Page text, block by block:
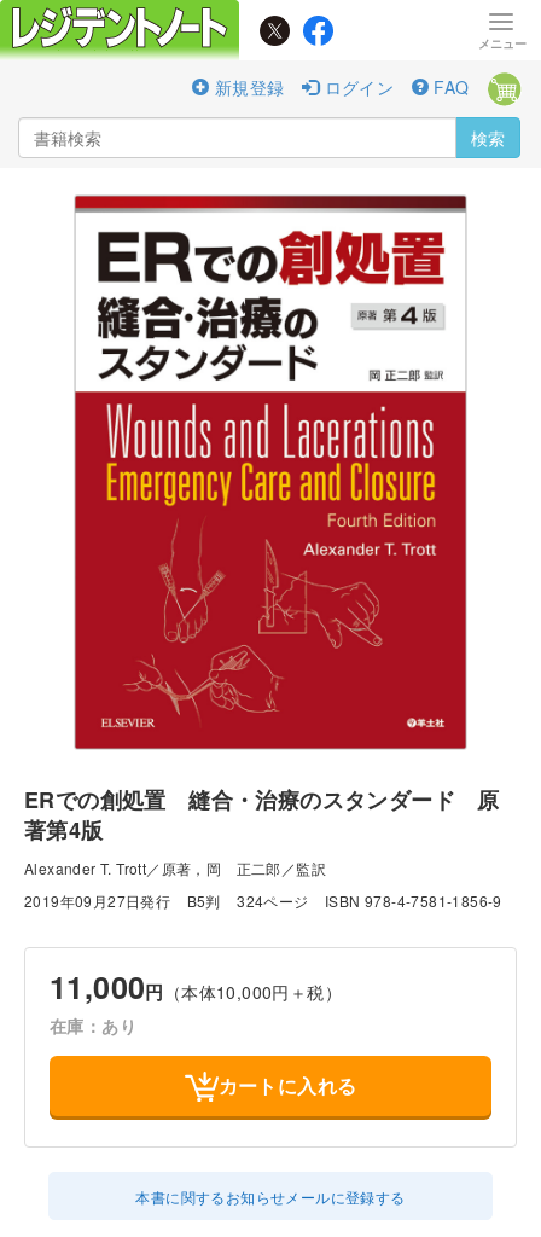
新規登録 ログイン FAQ
検索
ERでの創処置 縫合・治療のスタンダード 原
著第4版
Alexander T. Trott／原著，岡 正二郎／監訳
2019年09月27日発行
B5判 324ページ ISBN 978-4-7581-1856-9
11,000円 （本体10,000円＋税）
在庫：あり
カートに入れる
本書に関するお知らせメールに登録する